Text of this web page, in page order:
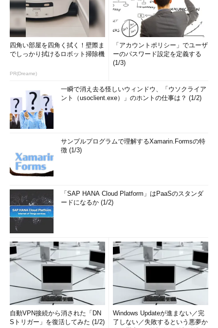
四角い部屋を四角く拭く！壁際ま
でしっかり拭けるロボット掃除機
PR(Dreame)
「アカウントポリシー」でユーザ
ーのパスワード設定を定義する
(1/3)
一瞬で消え去る怪しいウィンドウ、「ウソクライア
ント（usoclient.exe）」のホントの仕事は？ (1/2)
サンプルプログラムで理解するXamarin.Formsの特
徴 (1/3)
「SAP HANA Cloud Platform」はPaaSのスタンダ
ードになるか (1/2)
自動VPN接続から消された「DN
Sトリガー」を復活してみた (1/2)
Windows Updateが進まない／完
了しない／失敗するという悪夢か